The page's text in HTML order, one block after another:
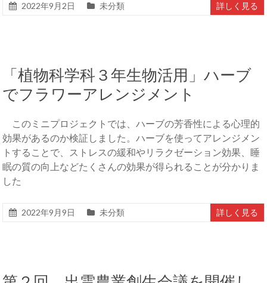
2022年9月2日 未分類 詳しく見る
「植物科学科３年生物活用」ハーブ
でフラワーアレンジメント
このミニプロジェクトでは、ハーブの芳香性による心理的
効果があるのか検証しました。ハーブを使ってアレンジメン
トすることで、ストレスの緩和やリラクゼーション効果、睡
眠の質の向上などたくさんの効果が得られることが分かりま
した
2022年9月9日 未分類 詳しく見る